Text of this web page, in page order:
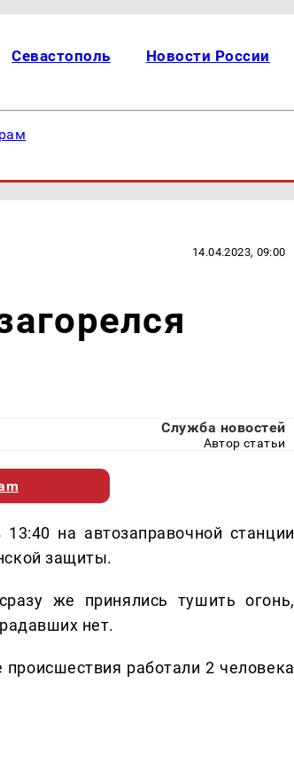
Севастополь Новости России
14.04.2023, 09:00
Служба новостей
Автор статьи
на автозаправочной станции
защиты.
же принялись тушить огонь,
нет.
работали 2 человека